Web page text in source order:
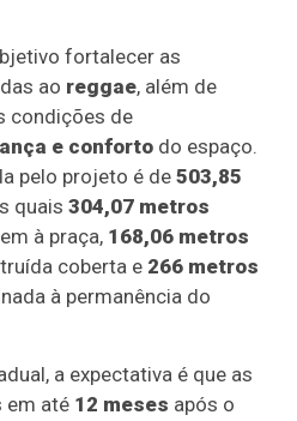
fortalecer as
ao reggae, além de
condições de
e conforto do espaço.
pelo projeto é de503,85
quais304,07 metros
à praça, 168,06 metros
coberta e 266 metros
à permanência do
a expectativa é que as
em até 12 meses após o